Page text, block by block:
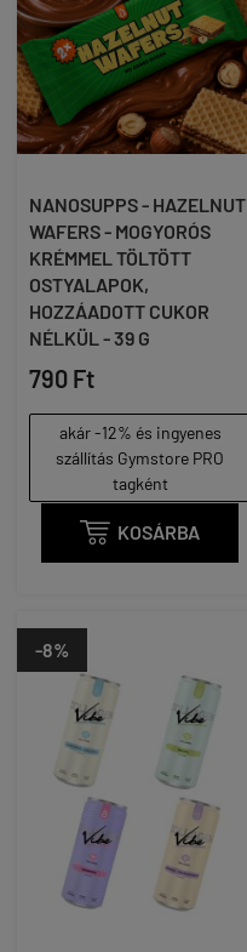
NANOSUPPS - HAZELNUT
WAFERS - MOGYORÓS
KRÉMMEL TÖLTÖTT
OSTYALAPOK,
HOZZÁADOTT CUKOR
NÉLKÜL - 39 G
790 Ft
akár -12% és ingyenes
szállítás Gymstore PRO
tagként
 KOSÁRBA
-8%